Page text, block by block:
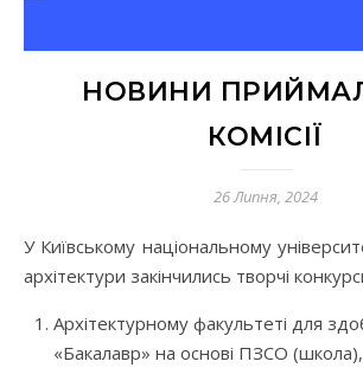
НОВИНИ
КОМІСІЇ
26 Липня, 2024
У Київському національному університеті будівництва і
архітектури закінчились творчі
Архітектурному факультеті для
«Бакалавр» на основі ПЗСО